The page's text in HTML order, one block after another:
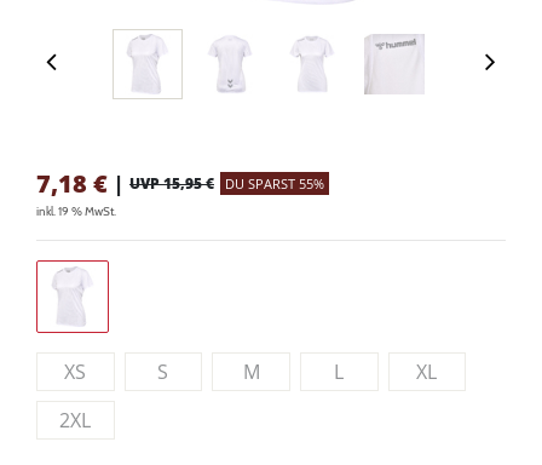
7,18 € | UVP 15,95 € DU SPARST 55%
inkl. 19 % MwSt.
XS S M L
XL
2XL